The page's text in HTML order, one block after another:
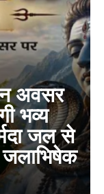
अवसर
भव्य
जल से
जलाभिषेक